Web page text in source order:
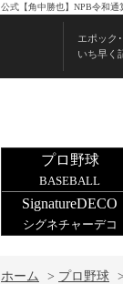
公式【角中勝也】NPB令和通
エポック
いち早く
プロ野球
BASEBALL
SignatureDECO
シグネチャーデコ
ホーム > プロ野球 >